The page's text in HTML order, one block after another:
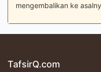
mengembalikan ke
TafsirQ.com